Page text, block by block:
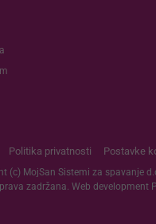
Politika privatnosti Postavke
(c) MojSan Sistemi za spavanje
prava zadržana. Web development